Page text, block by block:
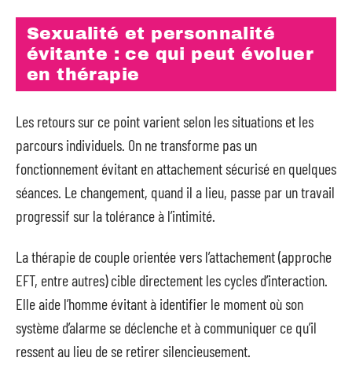
Sexualité et personnalité
évitante : ce qui peut évoluer
en thérapie
Les retours sur ce point varient selon les situations et les
parcours individuels. On ne transforme pas un
fonctionnement évitant en attachement sécurisé en quelques
séances. Le changement, quand il a lieu, passe par un travail
progressif sur la tolérance à l’intimité.
La thérapie de couple orientée vers l’attachement (approche
EFT, entre autres) cible directement les cycles d’interaction.
Elle aide l’homme évitant à identifier le moment où son
système d’alarme se déclenche et à communiquer ce qu’il
ressent au lieu de se retirer silencieusement.